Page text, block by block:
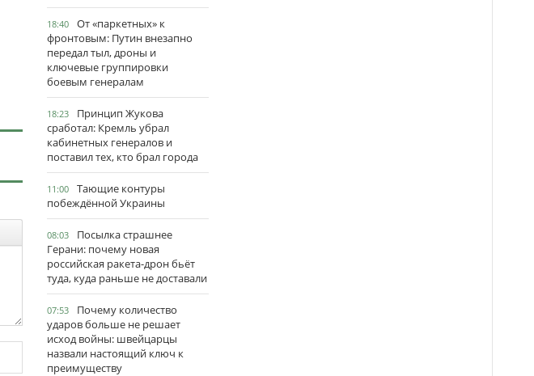
18:40
От «паркетных» к
фронтовым: Путин внезапно
передал тыл, дроны и
ключевые группировки
боевым генералам
18:23
Принцип Жукова
сработал: Кремль убрал
кабинетных генералов и
поставил тех, кто брал города
11:00
Тающие контуры
побеждённой Украины
08:03
Посылка страшнее
Герани: почему новая
российская ракета-дрон бьёт
туда, куда раньше не доставали
07:53
Почему количество
ударов больше не решает
исход войны: швейцарцы
назвали настоящий ключ к
преимуществу